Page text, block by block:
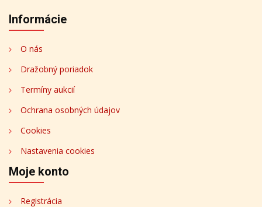
Informácie
O nás
Dražobný poriadok
Termíny aukcií
Ochrana osobných údajov
Cookies
Nastavenia cookies
Moje konto
Registrácia